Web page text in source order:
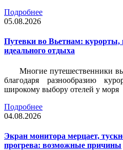
Подробнее
05.08.2026
Путевки во Вьетнам:
идеального отдыха
Многие путешественники
благодаря разнообразию
широкому выбору отелей у моря
Подробнее
04.08.2026
Экран монитора мерцает,
прогрева: возможные причины